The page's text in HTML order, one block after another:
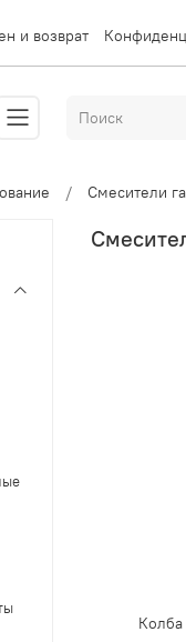
и возврат
Смесители
Колба